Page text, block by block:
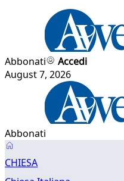
Abbonati
Accedi
August 7, 2026
Abbonati
CHIESA